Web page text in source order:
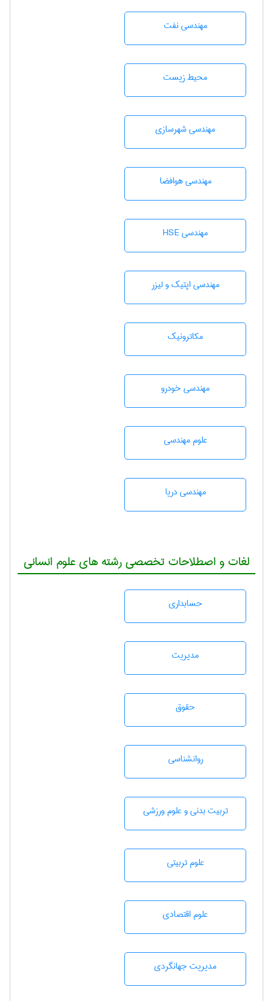
مهندسی نفت
محيط زيست
مهندسی شهرسازی
مهندسی هوافضا
مهندسی HSE
مهندسی اپتیک و لیزر
مکاترونیک
مهندسی خودرو
علوم مهندسی
مهندسی دریا
لغات و اصطلاحات تخصصی رشته های علوم انسانی
حسابداری
مديريت
حقوق
روانشناسی
تربيت بدنی و علوم ورزشی
علوم تربيتی
علوم اقتصادی
مديريت جهانگردی